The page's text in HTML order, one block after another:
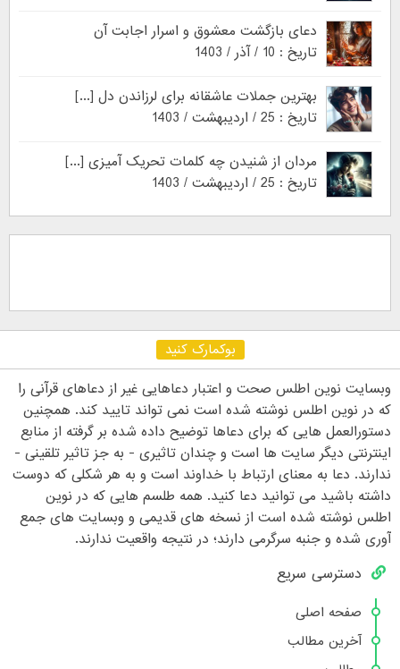
دعای بازگشت معشوق و اسرار اجابت آن
تاریخ : 10 / آذر / 1403
بهترین جملات عاشقانه برای لرزاندن دل [...]
تاریخ : 25 / اردیبهشت / 1403
مردان از شنیدن چه کلمات تحریک آمیزی [...]
تاریخ : 25 / اردیبهشت / 1403
بوکمارک کنید
وبسایت نوین اطلس صحت و اعتبار دعاهایی غیر از دعاهای قرآنی را
که در نوین اطلس نوشته شده است نمی تواند تایید کند. همچنین
دستورالعمل هایی که برای دعاها توضیح داده شده بر گرفته از منابع
اینترنتی دیگر سایت ها است و چندان تاثیری - به جز تاثیر تلقینی -
ندارند. دعا به معنای ارتباط با خداوند است و به هر شکلی که دوست
داشته باشید می توانید دعا کنید. همه طلسم هایی که در نوین
اطلس نوشته شده است از نسخه های قدیمی و وبسایت های جمع
آوری شده و جنبه سرگرمی دارند؛ در نتیجه واقعیت ندارند.
دسترسی سریع
صفحه اصلی
آخرین مطالب